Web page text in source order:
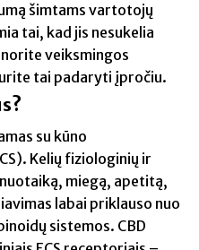
šimtams vartotojų
tai, kad jis nesukelia
veiksmingos
tai padaryti įpročiu.
su kūno
Kelių fiziologinių ir
miegą, apetitą,
labai priklauso nuo
sistemos. CBD